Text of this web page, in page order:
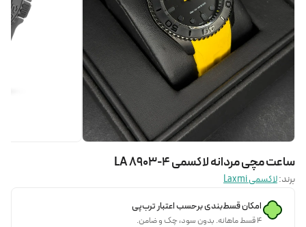
ساعت مچی مردانه لاکسمی LA 8903-4
برند:لاکسمی Laxmi
امکان قسط‌بندی برحسب اعتبار ترب‌پی
۴ قسط ماهانه. بدون سود، چک و ضامن.